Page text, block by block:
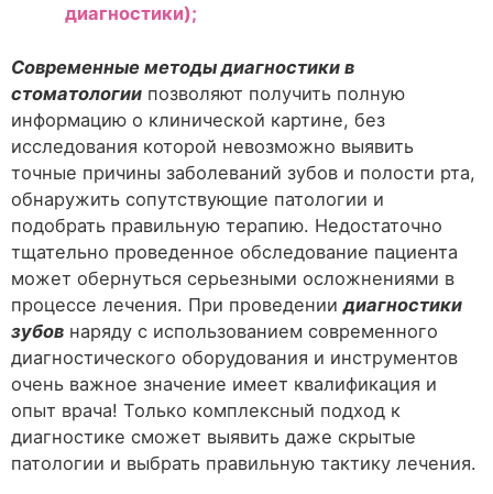
диагностики);
Современные методы диагностики в
стоматологии позволяют получить полную
информацию о клинической картине, без
исследования которой невозможно выявить
точные причины заболеваний зубов и полости рта,
обнаружить сопутствующие патологии и
подобрать правильную терапию. Недостаточно
тщательно проведенное обследование пациента
может обернуться серьезными осложнениями в
процессе лечения. При проведениидиагностики
зубов наряду с использованием современного
диагностического оборудования и инструментов
очень важное значение имеет квалификация и
опыт врача! Только комплексный подход к
диагностике сможет выявить даже скрытые
патологии и выбрать правильную тактику лечения.